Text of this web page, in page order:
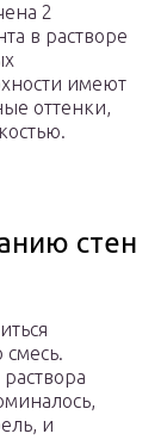
2
в растворе
имеют
оттенки,
стен
и